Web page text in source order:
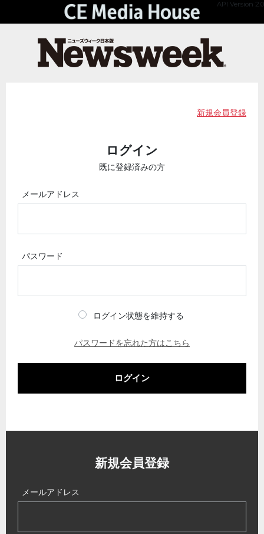
API Version 2.0
新規会員登録
ログイン
既に登録済みの方
メールアドレス
パスワード
ログイン状態を維持する
パスワードを忘れた方はこちら
ログイン
新規会員登録
メールアドレス